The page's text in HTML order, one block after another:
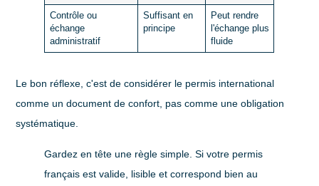
Contrôle ou
échange
administratif
Suffisant en
principe
Peut rendre
l'échange plus
fluide
Le bon réflexe, c'est de considérer le permis international
comme undocument de confort, pas comme une obligation
systématique.
Gardez en tête une règle simple. Si votre permis
français est valide, lisible et correspond bien au